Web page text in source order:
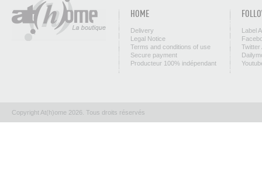
HOME
Delivery
Legal Notice
Terms and conditions of use
Secure payment
Producteur 100% indépendant
Label
Twitter
Copyright At(h)ome 2026. Tous droits réservés